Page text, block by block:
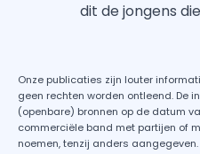
dit de jongens
Onze publicaties zijn louter
geen rechten worden ontleend. De
(openbare) bronnen op de datum
commerciële band met partijen of
noemen, tenzij anders aangegeven.